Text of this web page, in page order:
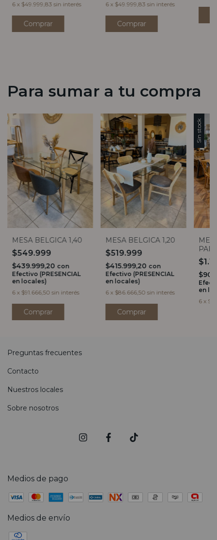
6 x $49.999,83 sin interés
6 x $49.999,83 sin interés
Para sumar a tu compra
MESA BELGICA 1,40
$549.999
$439.999,20 con
Efectivo (PRESENCIAL
en locales)
6 x $91.666,50 sin interés
MESA BELGICA 1,20
$519.999
$415.999,20 con
Efectivo (PRESENCIAL
en locales)
6 x $86.666,50 sin interés
Sin stock
en
6 x
Preguntas frecuentes
Contacto
Nuestros locales
Sobre nosotros
Medios de pago
Medios de envío